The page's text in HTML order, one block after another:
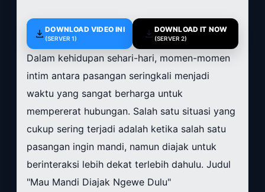
DOWNLOAD VIDEO INI
(SERVER 1)
DOWNLOAD IT NOW
(SERVER 2)
Dalam kehidupan sehari-hari, momen-momen
intim antara pasangan seringkali menjadi
waktu yang sangat berharga untuk
mempererat hubungan. Salah satu situasi yang
cukup sering terjadi adalah ketika salah satu
pasangan ingin mandi, namun diajak untuk
berinteraksi lebih dekat terlebih dahulu. Judul
"Mau Mandi Diajak Ngewe Dulu"